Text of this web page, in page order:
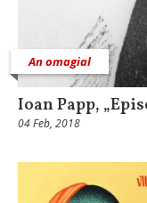
An omagial
Ioan Papp,
04 Feb, 2018